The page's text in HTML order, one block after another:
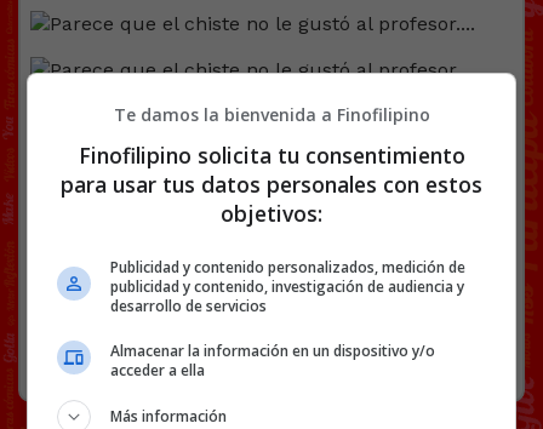
Facebook
Twitter
WhatsApp
Gmail
Copy
Link
CHISTES EXÁMENES FÍSICA QUÍMICA
134 COMENTARIOS
RANDOM 26 ABRIL, 2026
Te damos la bienvenida a Finofilipino
Finofilipino solicita tu consentimiento
para usar tus datos personales con estos
objetivos:
Publicidad y contenido personalizados, medición de
publicidad y contenido, investigación de audiencia y
desarrollo de servicios
Almacenar la información en un dispositivo y/o
acceder a ella
Más información